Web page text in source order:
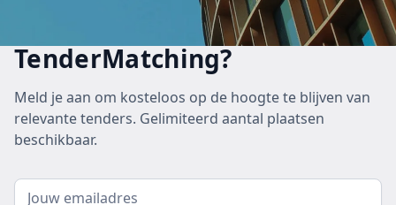
TenderMatching?
Meld je aan om kosteloos op de hoogte te blijven van
relevante tenders. Gelimiteerd aantal plaatsen
beschikbaar.